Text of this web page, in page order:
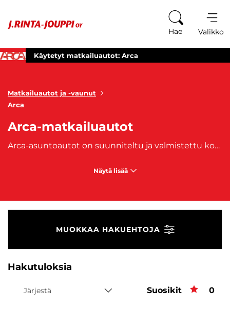
Hae Valikko
Käytetyt matkailuautot: Arca
Matkailuautot ja -vaunut
Arca
Arca-matkailuautot
Arca-asuntoautot on suunniteltu ja valmistettu kokonaan Italiassa. Arca-matkailuautot erottuvat hienostuneilla ja innovatiivisilla ratkaisuillaan. J. Rinta-Joupilta hankit kätevästi laadukkaat, käytetyt Arca-matkailuajoneuvot. Matkailuajoneuvoihimme on saatavilla myös edullinen
Näytä lisää
MUOKKAA HAKUEHTOJA
Hakutuloksia
Järjestä Suosikit 0